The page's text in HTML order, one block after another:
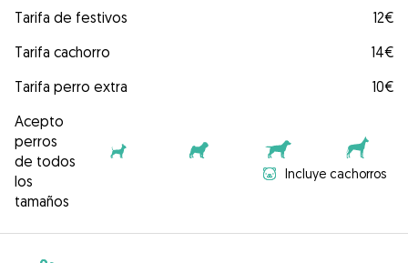
Tarifa de festivos
12€
Tarifa cachorro
14€
Tarifa perro extra
10€
Acepto
perros
de todos
los
tamaños
Incluye cachorros